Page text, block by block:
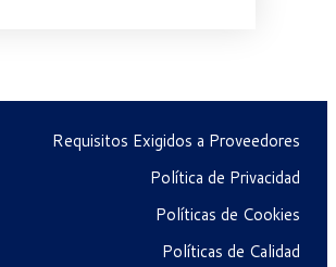
Requisitos Exigidos a Proveedores
Política de Privacidad
Políticas de Cookies
Políticas de Calidad